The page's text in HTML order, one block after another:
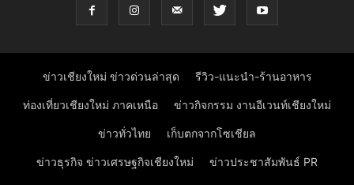
ข่าวเชียงใหม่ ข่าวด่วนล่าสุด รีวิว-แนะนำ-ร้านอาหาร
ท่องเที่ยวเชียงใหม่ ภาคเหนือ ข่าวกิจกรรม งานอีเวนท์เชียงใหม่
ข่าวทั่วไทย เก็บตกจากโซเชียล
ข่าวธุรกิจ ข่าวเศรษฐกิจเชียงใหม่ ข่าวประชาสัมพันธ์ PR